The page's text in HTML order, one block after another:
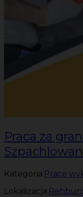
Praca za
Kategoria:Prace
Lokalizacja: